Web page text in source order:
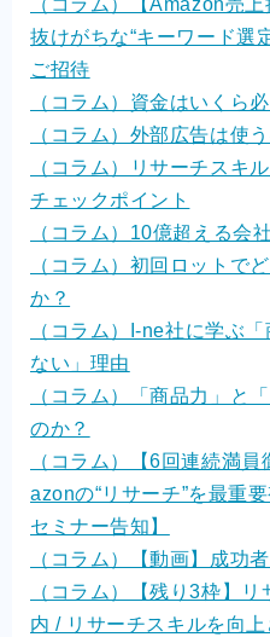
（コラム）【Amazon売
抜けがちな“キーワード選
ご招待
（コラム）資金はいくら
（コラム）外部広告は使
（コラム）リサーチスキ
チェックポイント
（コラム）10億超える会
（コラム）初回ロットで
か？
（コラム）I-ne社に学ぶ
ない」理由
（コラム）「商品力」と
のか？
（コラム）【6回連続満
azonの“リサーチ”を最重
セミナー告知】
（コラム）【動画】成功
（コラム）【残り3枠】
内 / リサーチスキルを向